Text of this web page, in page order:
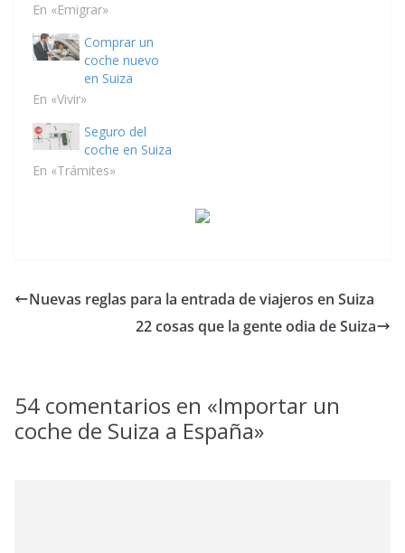
En «Emigrar»
Comprar un
coche nuevo
en Suiza
En «Vivir»
Seguro del
coche en Suiza
En «Trámites»
Nuevas reglas para la entrada de viajeros en Suiza
22 cosas que la gente odia de Suiza
54 comentarios en «Importar un
coche de Suiza a España»